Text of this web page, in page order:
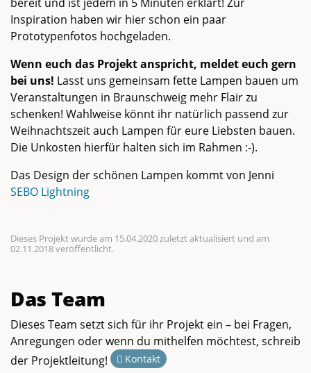
Inspiration haben wir hier schon ein paar
Prototypenfotos hochgeladen.
Wenn euch das Projekt anspricht, meldet euch gern
bei uns! Lasst uns gemeinsam fette Lampen bauen um
Veranstaltungen in Braunschweig mehr Flair zu
schenken! Wahlweise könnt ihr natürlich passend zur
Weihnachtszeit auch Lampen für eure Liebsten bauen.
Die Unkosten hierfür halten sich im Rahmen :-).
Das Design der schönen Lampen kommt von Jenni
SEBO Lightning
Dieses Projekt wurde am 15.04.2020 zuletzt aktualisiert und am
02.11.2018 veröffentlicht.
Das Team
Dieses Team setzt sich für ihr Projekt ein – bei Fragen,
Anregungen oder wenn du mithelfen möchtest, schreib
der Projektleitung!
Kontakt